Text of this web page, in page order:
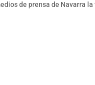
de prensa de Navarra